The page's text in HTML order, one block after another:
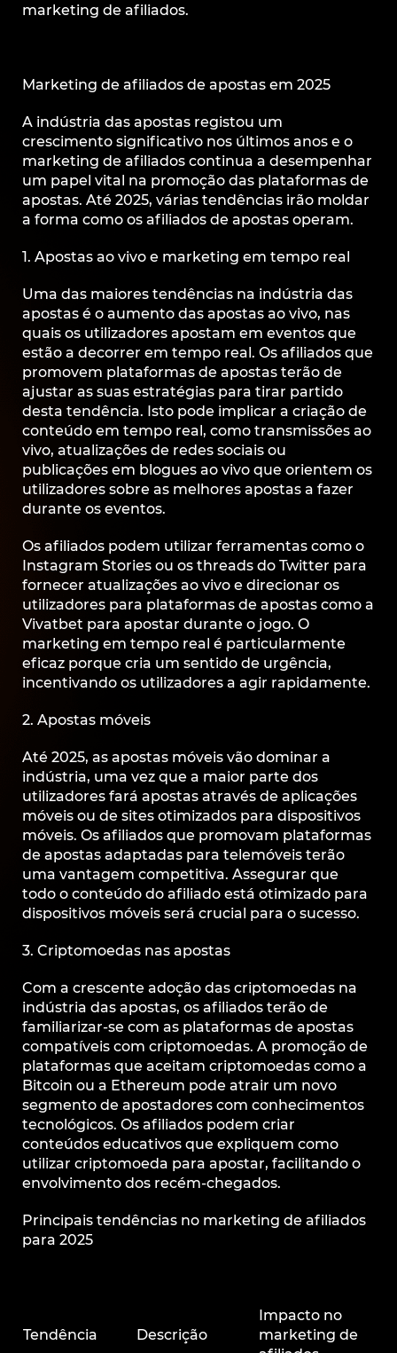
marketing de afiliados.
Marketing de afiliados de apostas em 2025
A indústria das apostas registou um
crescimento significativo nos últimos anos e o
marketing de afiliados continua a desempenhar
um papel vital na promoção das plataformas de
apostas. Até 2025, várias tendências irão moldar
a forma como os afiliados de apostas operam.
1. Apostas ao vivo e marketing em tempo real
Uma das maiores tendências na indústria das
apostas é o aumento das apostas ao vivo, nas
quais os utilizadores apostam em eventos que
estão a decorrer em tempo real. Os afiliados que
promovem plataformas de apostas terão de
ajustar as suas estratégias para tirar partido
desta tendência. Isto pode implicar a criação de
conteúdo em tempo real, como transmissões ao
vivo, atualizações de redes sociais ou
publicações em blogues ao vivo que orientem os
utilizadores sobre as melhores apostas a fazer
durante os eventos.
Os afiliados podem utilizar ferramentas como o
Instagram Stories ou os threads do Twitter para
fornecer atualizações ao vivo e direcionar os
utilizadores para plataformas de apostas como a
Vivatbet para apostar durante o jogo. O
marketing em tempo real é particularmente
eficaz porque cria um sentido de urgência,
incentivando os utilizadores a agir rapidamente.
2. Apostas móveis
Até 2025, as apostas móveis vão dominar a
indústria, uma vez que a maior parte dos
utilizadores fará apostas através de aplicações
móveis ou de sites otimizados para dispositivos
móveis. Os afiliados que promovam plataformas
de apostas adaptadas para telemóveis terão
uma vantagem competitiva. Assegurar que
todo o conteúdo do afiliado está otimizado para
dispositivos móveis será crucial para o sucesso.
3. Criptomoedas nas apostas
Com a crescente adoção das criptomoedas na
indústria das apostas, os afiliados terão de
familiarizar-se com as plataformas de apostas
compatíveis com criptomoedas. A promoção de
plataformas que aceitam criptomoedas como a
Bitcoin ou a Ethereum pode atrair um novo
segmento de apostadores com conhecimentos
tecnológicos. Os afiliados podem criar
conteúdos educativos que expliquem como
utilizar criptomoeda para apostar, facilitando o
envolvimento dos recém-chegados.
Principais tendências no marketing de afiliados
para 2025
Tendência Descrição
Impacto no
marketing de